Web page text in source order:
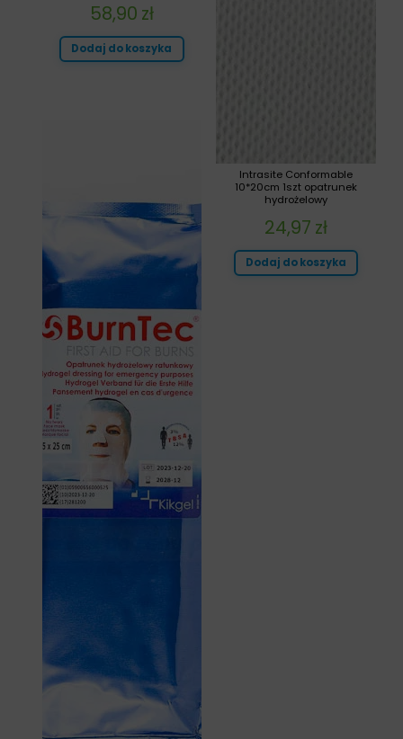
Intrasite Conformable
10*20cm 1szt opatrunek
hydrożelowy
24,97 zł
Dodaj do koszyka
58,90 zł
Dodaj do koszyka